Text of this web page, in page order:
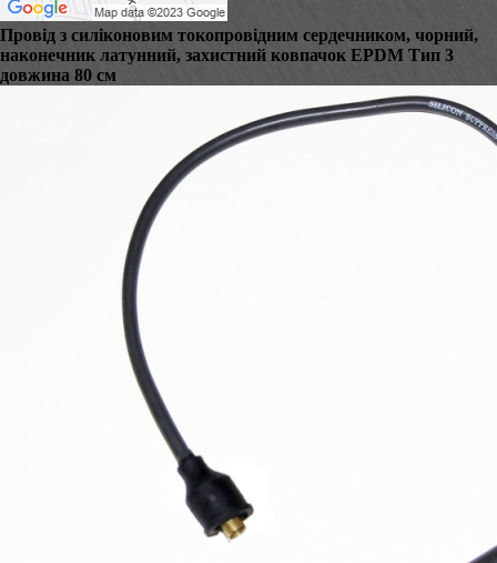
Провід з силіконовим токопровідним сердечником, чорний,
наконечник латунний, захистний ковпачок EPDM Тип 3
довжина 80 см